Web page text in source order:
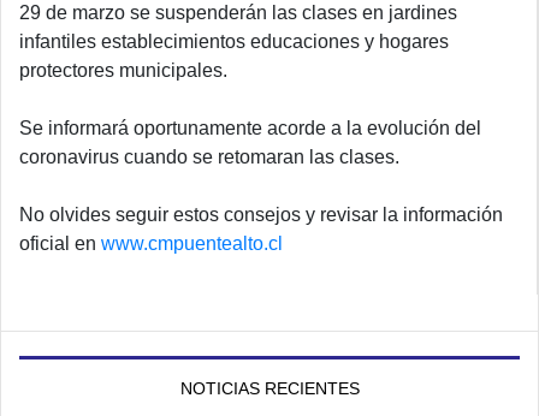
29 de marzo se suspenderán las clases en jardines
infantiles establecimientos educaciones y hogares
protectores municipales.
Se informará oportunamente acorde a la evolución del
coronavirus cuando se retomaran las clases.
No olvides seguir estos consejos y revisar la información
oficial en www.cmpuentealto.cl
NOTICIAS RECIENTES